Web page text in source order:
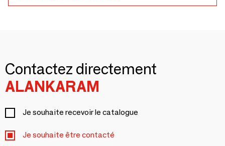
Contactez directement
ALANKARAM
Je souhaite recevoir le catalogue
Je souhaite être contacté